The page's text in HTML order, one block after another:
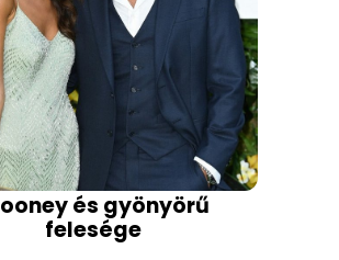
és gyönyörű
felesége